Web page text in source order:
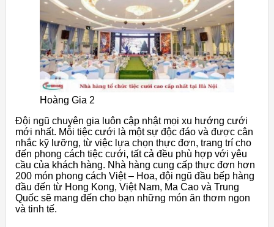
Hoàng Gia 2
Đội ngũ chuyên gia luôn cập nhật mọi xu hướng cưới
mới nhất. Mỗi tiệc cưới là một sự độc đáo và được cân
nhắc kỹ lưỡng, từ việc lựa chọn thực đơn, trang trí cho
đến phong cách tiệc cưới, tất cả đều phù hợp với yêu
cầu của khách hàng. Nhà hàng cung cấp thực đơn hơn
200 món phong cách Việt – Hoa, đội ngũ đầu bếp hàng
đầu đến từ Hong Kong, Việt Nam, Ma Cao và Trung
Quốc sẽ mang đến cho bạn những món ăn thơm ngon
và tinh tế.